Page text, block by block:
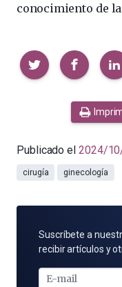
conocimiento de
Compartir
Publicado el 2024/
cirugía ginecología
SUSCRÍBETE
POR
MAIL
Suscríbete a
recibir artículos y